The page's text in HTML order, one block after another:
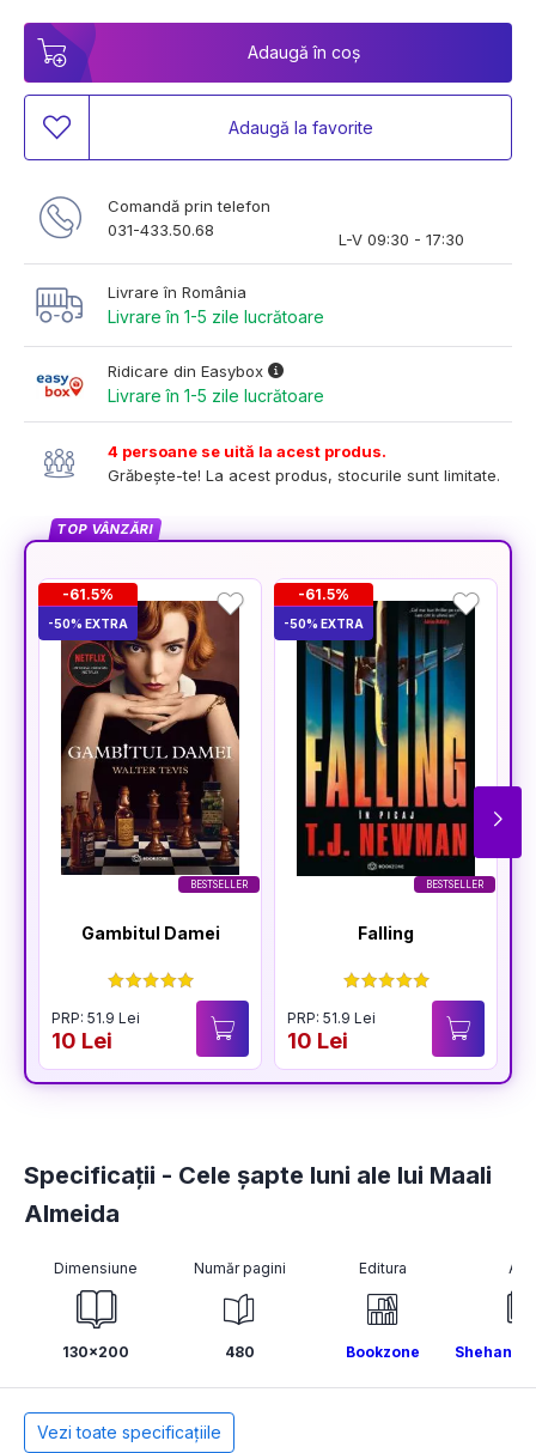
Adaugă în coș
Adaugă la favorite
Comandă prin telefon
031-433.50.68
L-V 09:30 - 17:30
Livrare în România
Livrare în 1-5 zile lucrătoare
Ridicare din Easybox
Livrare în 1-5 zile lucrătoare
4 persoane se uită la acest produs.
Grăbește-te! La acest produs, stocurile sunt limitate.
TOP VÂNZĂRI
BESTSELLER
-61.5%
-50% EXTRA
Gambitul Damei
PRP: 51.9 Lei
10 Lei
BESTSELLER
-61.5%
-50% EXTRA
Falling
PRP: 51.9 Lei
10 Lei
Specificații - Cele șapte luni ale lui Maali
Almeida
Dimensiune
130x200
Număr pagini
480
Editura
Bookzone Shehan
Vezi toate specificațiile